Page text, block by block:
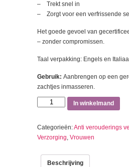
– Trekt snel in
– Zorgt voor een verfrissende
Het goede gevoel van
– zonder compromissen.
Taal verpakking: Engels en
Gebruik: Aanbrengen op een
zachtjes inmasseren.
Aantal In winkelmand
Categorieën:Anti verouderings
Verzorging, Vrouwen
Beschrijving